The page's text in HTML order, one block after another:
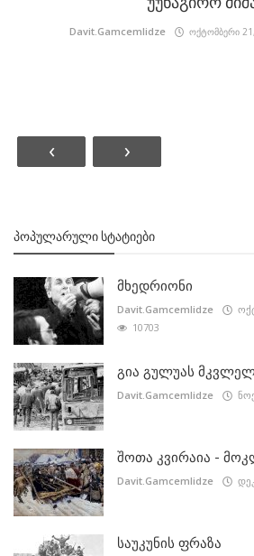
Davit.Gamcemlidze ოქტომბერი
‹ ›
ᲞᲝᲞᲣᲚᲐᲠᲣᲚᲘ ᲡᲢᲐᲢᲘᲔᲑᲘ
მხედრიონი
Davit.Gamcemlidze
10703
გია გულუას
Davit.Gamcemlidze
შოთა კვირაია -
Davit.Gamcemlidze
საუკუნის ფრაზა